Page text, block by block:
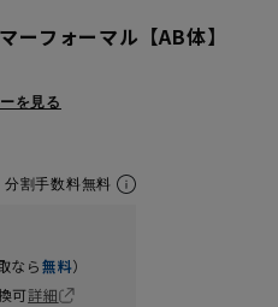
ーフォーマル【AB体】
を見る
分割手数料無料
なら無料）
可詳細